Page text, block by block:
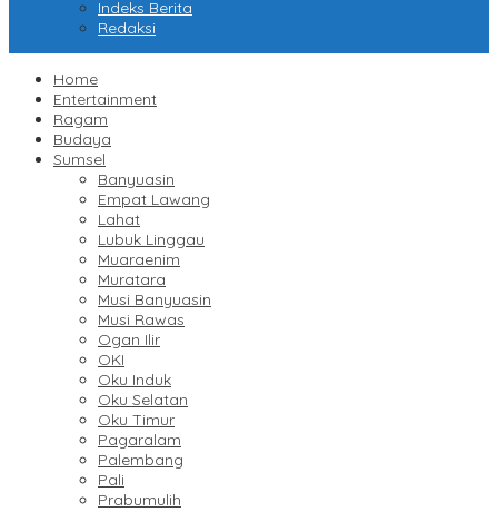
Indeks Berita
Redaksi
Home
Entertainment
Ragam
Budaya
Sumsel
Banyuasin
Empat Lawang
Lahat
Lubuk Linggau
Muaraenim
Muratara
Musi Banyuasin
Musi Rawas
Ogan Ilir
OKI
Oku Induk
Oku Selatan
Oku Timur
Pagaralam
Palembang
Pali
Prabumulih